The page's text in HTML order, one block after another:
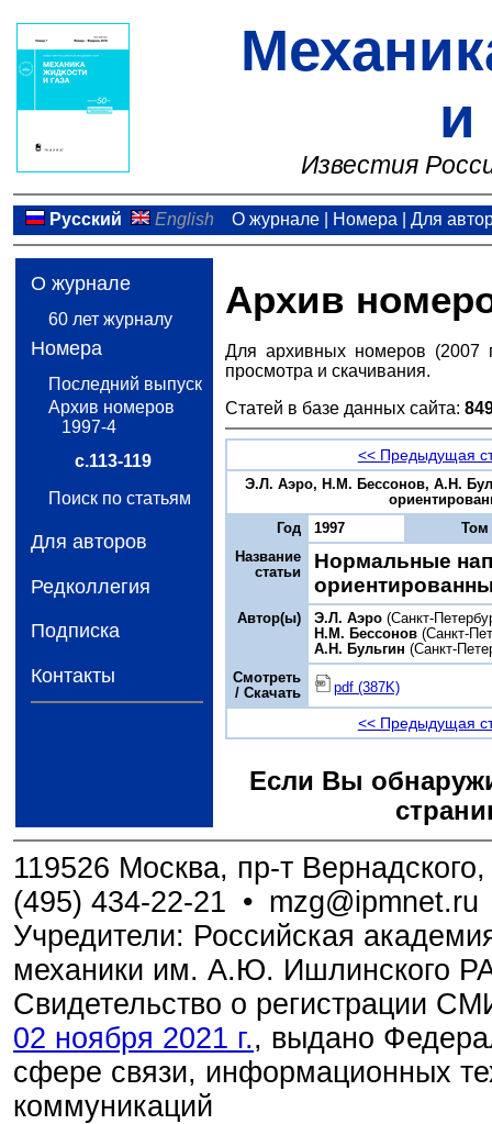
и
Известия
Русский English О журнале| Номера Для
О журнале
60 лет журналу
Номера
Последний выпуск
Архив номеров
1997-4
с.113-119
Поиск по статьям
Для авторов
Редколлегия
Подписка
Контакты
Архив
Для архивных номеров (2007
просмотра и скачивания.
Статей в базе данных сайта:
<< Предыдущая
Э.Л. Аэро, Н.М. Бессонов, А.Н.
Год
1997
Том
Название
статьи
Нормальные
Автор(ы) Э.Л. Аэро (Санкт-
Н.М. Бессонов (Санкт-
А.Н. Бульгин (Санкт-
Смотреть
/ Скачать
pdf (387K)
<< Предыдущая
Если Вы
119526 Москва, пр-т
(495) 434-22-21 • mzg@ipmnet.ru
Учредители: Российская
механики им. А.Ю. Ишлинского
Свидетельство о регистрации
02 ноября 2021 г., выдано
сфере связи, информационных
коммуникаций